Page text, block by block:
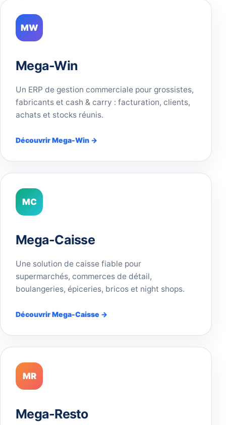
MW
Mega-Win
Un ERP de gestion commerciale pour grossistes,
fabricants et cash & carry : facturation, clients,
achats et stocks réunis.
Découvrir Mega-Win →
MC
Mega-Caisse
Une solution de caisse fiable pour
supermarchés, commerces de détail,
boulangeries, épiceries, bricos et night shops.
Découvrir Mega-Caisse →
MR
Mega-Resto